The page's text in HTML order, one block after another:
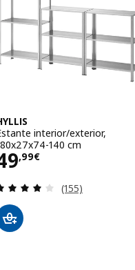
interior/exterior,
140 cm
,99€ 49,99€
Avaliação: 4.1
(155)